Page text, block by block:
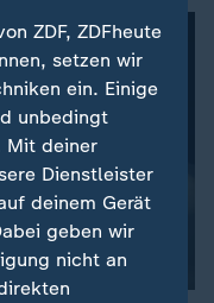
ZDF, ZDFheute
setzen wir
ein. Einige
unbedingt
Mit deiner
Dienstleister
deinem Gerät
geben wir
nicht an